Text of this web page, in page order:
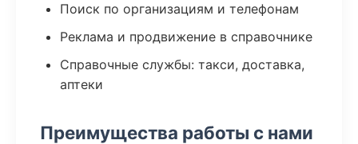
Поиск по организациям и телефонам
Реклама и продвижение в справочнике
Справочные службы: такси, доставка,
аптеки
Преимущества работы с нами